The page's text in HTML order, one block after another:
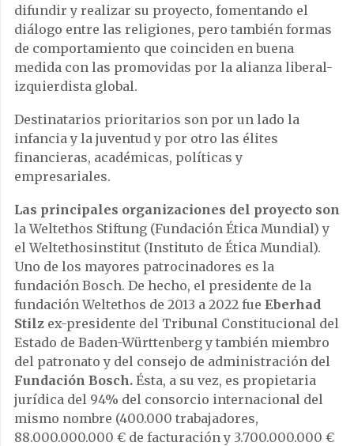
difundir y realizar su proyecto, fomentando el
diálogo entre las religiones, pero también formas
de comportamiento que coinciden en buena
medida con las promovidas por la alianza liberal-
izquierdista global.
Destinatarios prioritarios son por un lado la
infancia y la juventud y por otro las élites
financieras, académicas, políticas y
empresariales.
Las principales organizaciones del proyecto son
la Weltethos Stiftung (Fundación Ética Mundial) y
el Weltethosinstitut (Instituto de Ética Mundial).
Uno de los mayores patrocinadores es la
fundación Bosch. De hecho, el presidente de la
fundación Weltethos de 2013 a 2022 fue Eberhad
Stilz ex-presidente del Tribunal Constitucional del
Estado de Baden-Württenberg y también miembro
del patronato y del consejo de administración del
Fundación Bosch. Ésta, a su vez, es propietaria
jurídica del 94% del consorcio internacional del
mismo nombre (400.000 trabajadores,
88.000.000.000 € de facturación y 3.700.000.000 €